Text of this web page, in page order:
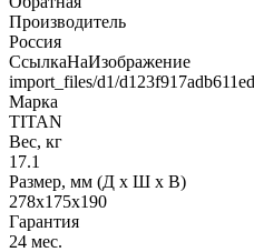
Производитель
Россия
СсылкаНаИзображение
import_files/d1/
Марка
TITAN
Вес, кг
17.1
Размер, мм (Д x Ш x В)
278x175x190
Гарантия
24 мес.